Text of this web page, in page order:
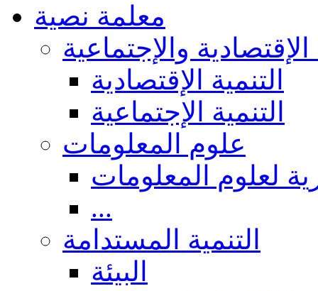
معلمة نصية
الإقتصادية والإجتماعية
التنمية الإقتصادية
التنمية الإجتماعية
علوم المعلومات
لعلوم المعلومات
...
التنمية المستدامة
البيئة